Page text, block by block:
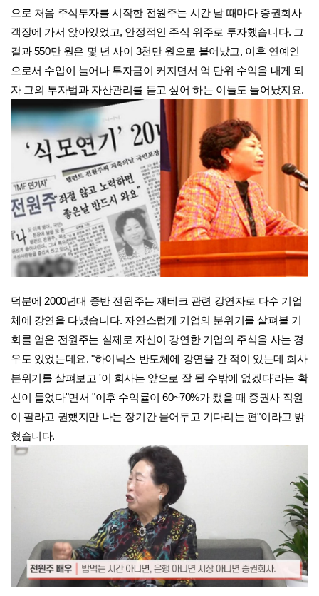
으로 처음 주식투자를 시작한 전원주는 시간 날 때마다 증권회사
객장에 가서 앉아있었고, 안정적인 주식 위주로 투자했습니다. 그
결과 550만 원은 몇 년 사이 3천만 원으로 불어났고, 이후 연예인
으로서 수입이 늘어나 투자금이 커지면서 억 단위 수익을 내게 되
자 그의 투자법과 자산관리를 듣고 싶어 하는 이들도 늘어났지요.
덕분에 2000년대 중반 전원주는 재테크 관련 강연자로 다수 기업
체에 강연을 다녔습니다. 자연스럽게 기업의 분위기를 살펴볼 기
회를 얻은 전원주는 실제로 자신이 강연한 기업의 주식을 사는 경
우도 있었는데요. "하이닉스 반도체에 강연을 간 적이 있는데 회사
분위기를 살펴보고 '이 회사는 앞으로 잘 될 수밖에 없겠다'라는 확
신이 들었다"면서 "이후 수익률이 60~70%가 됐을 때 증권사 직원
이 팔라고 권했지만 나는 장기간 묻어두고 기다리는 편"이라고 밝
혔습니다.